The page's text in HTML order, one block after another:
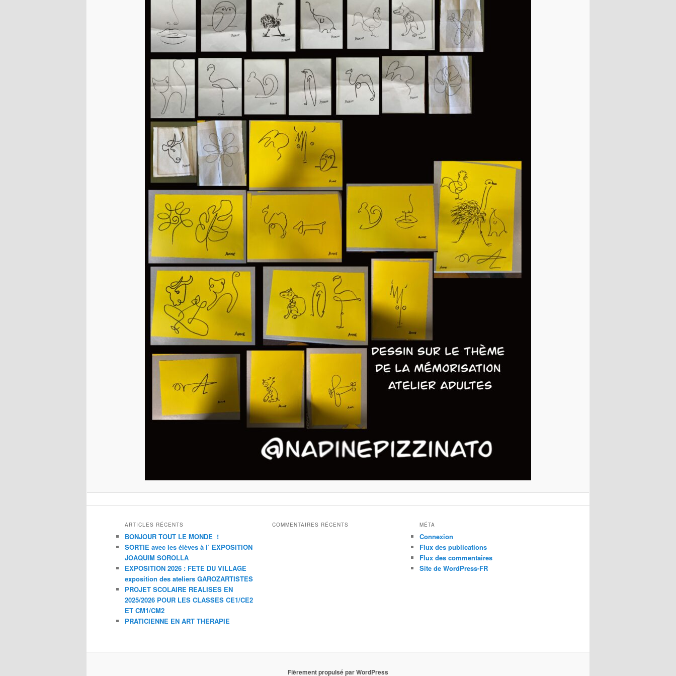
ARTICLES RÉCENTS
BONJOUR TOUT LE MONDE !
SORTIE avec les élèves à l’ EXPOSITION
JOAQUIM SOROLLA
EXPOSITION 2026 : FETE DU VILLAGE
exposition des ateliers GAROZARTISTES
PROJET SCOLAIRE REALISES EN
2025/2026 POUR LES CLASSES CE1/CE2
ET CM1/CM2
PRATICIENNE EN ART THERAPIE
COMMENTAIRES RÉCENTS MÉTA
Connexion
Flux des publications
Flux des commentaires
Site de WordPress-FR
Fièrement propulsé par WordPress